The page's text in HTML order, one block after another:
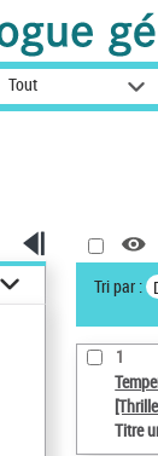
Tout
Tri par :
1
Titre